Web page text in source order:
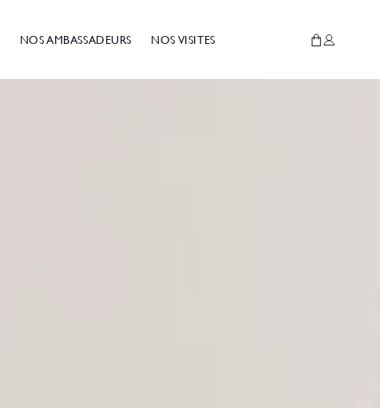
NOS AMBASSADEURS NOS VISITES Panier
Connexion